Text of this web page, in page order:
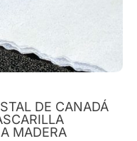
DE CANADÁ
MADERA